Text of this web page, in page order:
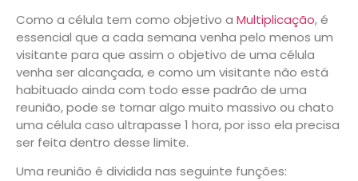
Como a célula tem como objetivo a Multiplicação, é
essencial que a cada semana venha pelo menos um
visitante para que assim o objetivo de uma célula
venha ser alcançada, e como um visitante não está
habituado ainda com todo esse padrão de uma
reunião, pode se tornar algo muito massivo ou chato
uma célula caso ultrapasse 1 hora, por isso ela precisa
ser feita dentro desse limite.
Uma reunião é dividida nas seguinte funções: